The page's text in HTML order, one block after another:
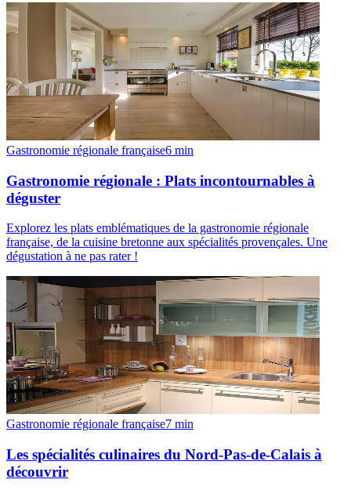
Gastronomie régionale française6 min
Gastronomie régionale : Plats incontournables à
déguster
Explorez les plats emblématiques de la gastronomie régionale
française, de la cuisine bretonne aux spécialités provençales. Une
dégustation à ne pas rater !
Gastronomie régionale française7 min
Les spécialités culinaires du Nord-Pas-de-Calais à
découvrir